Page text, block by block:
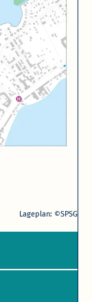
Lageplan: ©SPSG